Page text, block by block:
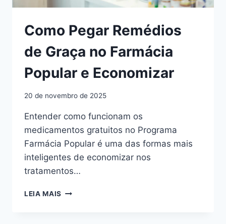
Como Pegar Remédios
de Graça no Farmácia
Popular e Economizar
20 de novembro de 2025
Entender como funcionam os
medicamentos gratuitos no Programa
Farmácia Popular é uma das formas mais
inteligentes de economizar nos
tratamentos…
LEIA MAIS COMO